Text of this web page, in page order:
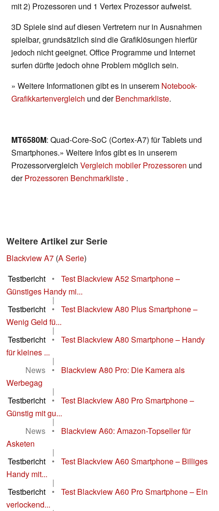
mit 2) Prozessoren und 1 Vertex Prozessor aufweist.
3D Spiele sind auf diesen Vertretern nur in Ausnahmen
spielbar, grundsätzlich sind die Grafiklösungen hierfür
jedoch nicht geeignet. Office Programme und Internet
surfen dürfte jedoch ohne Problem möglich sein.
» Weitere Informationen gibt es in unserem Notebook-
Grafikkartenvergleich und derBenchmarkliste.
MT6580M: Quad-Core-SoC (Cortex-A7) für Tablets und
Smartphones.» Weitere Infos gibt es in unserem
Prozessorvergleich Vergleich mobiler Prozessoren und
derProzessoren Benchmarkliste .
Weitere Artikel zur Serie
Blackview A7 (A Serie)
Testbericht
•
Test Blackview A52 Smartphone –
Günstiges Handy mi...
|
Testbericht
•
Test Blackview A80 Plus Smartphone –
Wenig Geld fü...
|
Testbericht
•
Test Blackview A80 Smartphone – Handy
für kleines ...
|
News
•
Blackview A80 Pro: Die Kamera als
Werbegag
|
Testbericht
•
Test Blackview A80 Pro Smartphone –
Günstig mit gu...
|
News
•
Blackview A60: Amazon-Topseller für
Asketen
|
Testbericht
•
Test Blackview A60 Smartphone – Billiges
Handy mit...
|
Testbericht
•
Test Blackview A60 Pro Smartphone – Ein
verlockend...